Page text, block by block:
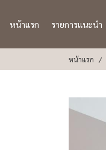
หน้าแรก รายการแนะนำ
หน้าแรก